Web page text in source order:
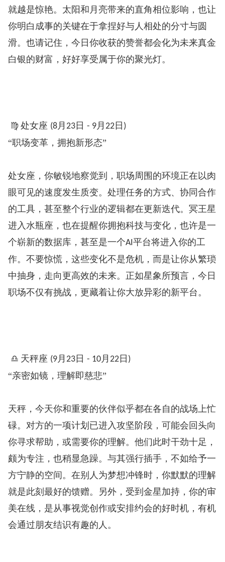
就越是惊艳。太阳和月亮带来的直角相位影响，也让
你明白成事的关键在于拿捏好与人相处的分寸与圆
滑。也请记住，今日你收获的赞誉都会化为未来真金
白银的财富，好好享受属于你的聚光灯。
♍ 处女座 (8 月 23日 - 9 月 22日 )
“职场变革，拥抱新形态”
处女座，你敏锐地察觉到，职场周围的环境正在以肉
眼可见的速度发生质变。处理任务的方式、协同合作
的工具，甚至整个行业的逻辑都在更新迭代。冥王星
进入水瓶座，也在提醒你拥抱科技与变化，也许是一
个崭新的数据库，甚至是一个AI平台将进入你的工
作。不要惊慌，这些变化不是危机，而是让你从繁琐
中抽身，走向更高效的未来。正如星象所预言，今日
职场不仅有挑战，更藏着让你大放异彩的新平台。
♎ 天秤座 (9 月 23日 - 10 月 22日 )
“亲密如镜，理解即慈悲”
天秤，今天你和重要的伙伴似乎都在各自的战场上忙
碌。对方的一项计划已进入攻坚阶段，可能会回头向
你寻求帮助，或需要你的理解。他们此时干劲十足，
颇为专注，也稍显急躁。与其强行插手，不如给予一
方宁静的空间。在别人为梦想冲锋时，你默默的理解
就是此刻最好的馈赠。另外，受到金星加持，你的审
美在线，是从事视觉创作或安排约会的好时机，有机
会通过朋友结识有趣的人。